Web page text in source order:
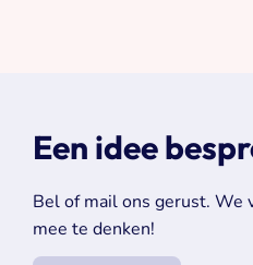
Een idee
Bel of mail ons gerust. We
mee te denken!